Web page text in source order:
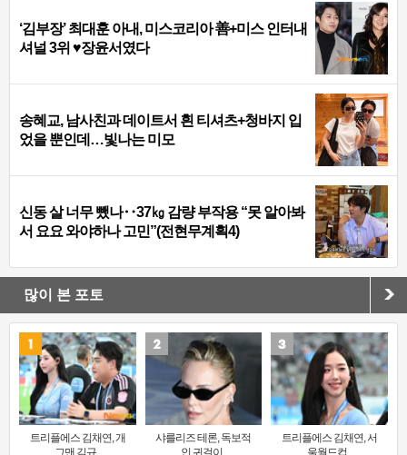
‘김부장’ 최대훈 아내, 미스코리아 善+미스 인터내
셔널 3위 ♥장윤서였다
송혜교, 남사친과 데이트서 흰 티셔츠+청바지 입
었을 뿐인데…빛나는 미모
신동 살 너무 뺐나‥37㎏ 감량 부작용 “못 알아봐
서 요요 와야하나 고민”(전현무계획4)
많이 본 포토
트리플에스 김채연, 개
그맨 김규..
샤를리즈 테론, 독보적
인 귀걸이..
트리플에스 김채연, 서
울월드컵..